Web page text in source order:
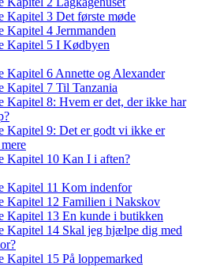
Kapitel 3 Det første møde
Kapitel 4 Jernmanden
Kapitel 5 I Kødbyen
Kapitel 6 Annette og Alexander
Kapitel 7 Til Tanzania
Kapitel 8: Hvem er det, der ikke har
Kapitel 9: Det er godt vi ikke er
Kapitel 10 Kan I i aften?
Kapitel 11 Kom indenfor
Kapitel 12 Familien i Nakskov
Kapitel 13 En kunde i butikken
Kapitel 14 Skal jeg hjælpe dig med
Kapitel 15 På loppemarked